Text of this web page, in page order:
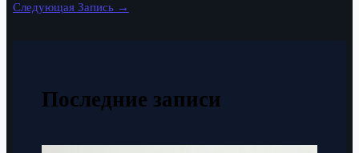
Следующая Запись →
Последние записи